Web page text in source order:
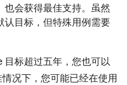
也会获得最佳支持。虽然
认目标，但特殊用例需要
目标超过五年，您也可以
况下，您可能已经在使用